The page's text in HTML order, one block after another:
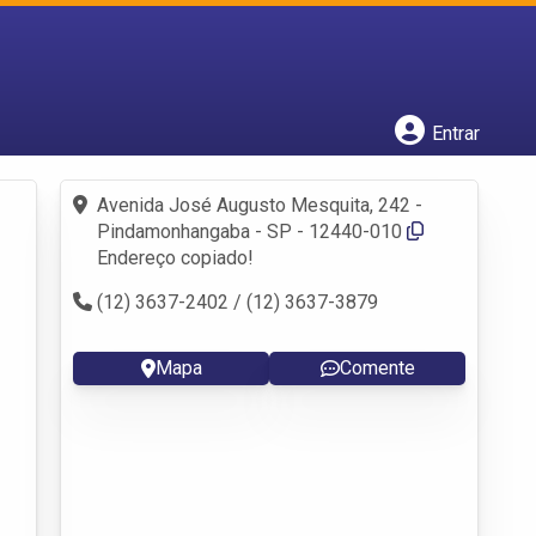
Entrar
Avenida José Augusto Mesquita, 242 -
Pindamonhangaba - SP - 12440-010
Endereço copiado!
(12) 3637-2402 / (12) 3637-3879
Mapa Comente